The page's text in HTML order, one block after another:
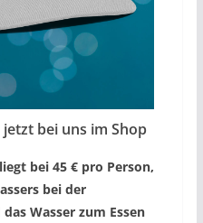
bei uns im Shop
bei 45 € pro Person,
bei der
Wasser zum Essen